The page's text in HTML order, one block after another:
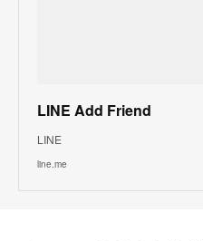
LINE Add Friend
LINE
line.me